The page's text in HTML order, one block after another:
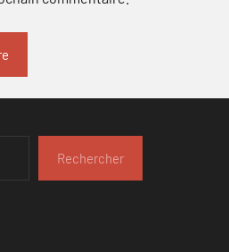
Rechercher